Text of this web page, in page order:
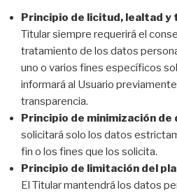
Principio de licitud, lealtad y
Titular siempre requerirá el
tratamiento de los datos
uno o varios fines específicos
informará al Usuario
transparencia.
Principio de minimización de
solicitará solo los datos
fin o los fines que los solicita.
Principio de limitación del
El Titular mantendrá los datos